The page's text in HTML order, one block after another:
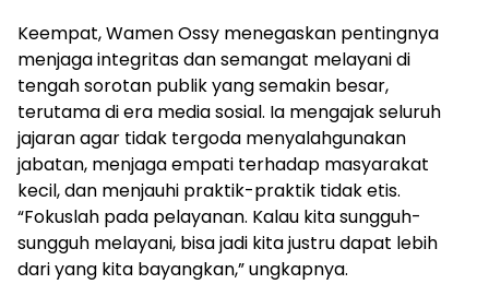
Keempat, Wamen Ossy menegaskan pentingnya
menjaga integritas dan semangat melayani di
tengah sorotan publik yang semakin besar,
terutama di era media sosial. Ia mengajak seluruh
jajaran agar tidak tergoda menyalahgunakan
jabatan, menjaga empati terhadap masyarakat
kecil, dan menjauhi praktik-praktik tidak etis.
“Fokuslah pada pelayanan. Kalau kita sungguh-
sungguh melayani, bisa jadi kita justru dapat lebih
dari yang kita bayangkan,” ungkapnya.